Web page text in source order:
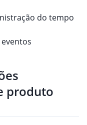
do tempo
produto